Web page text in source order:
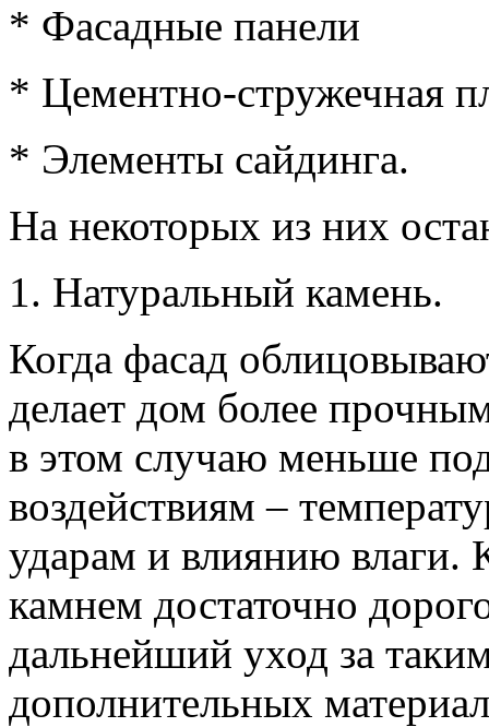
* Фасадные панели
* Цементно-стружечная
* Элементы сайдинга.
На некоторых из них
1. Натуральный камень.
Когда фасад
делает дом более
в этом случаю меньше
воздействиям –
ударам и влиянию влаги.
камнем достаточно
дальнейший уход за
дополнительных